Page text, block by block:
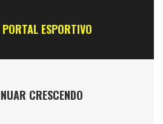
ESPORTIVO
CRESCENDO